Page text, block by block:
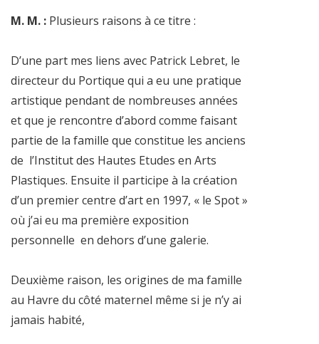
M. M. : Plusieurs raisons à ce titre :
D’une part mes liens avec Patrick Lebret, le
directeur du Portique qui a eu une pratique
artistique pendant de nombreuses années
et que je rencontre d’abord comme faisant
partie de la famille que constitue les anciens
de l’Institut des Hautes Etudes en Arts
Plastiques. Ensuite il participe à la création
d’un premier centre d’art en 1997, « le Spot »
où j’ai eu ma première exposition
personnelle en dehors d’une galerie.
Deuxième raison, les origines de ma famille
au Havre du côté maternel même si je n’y ai
jamais habité,